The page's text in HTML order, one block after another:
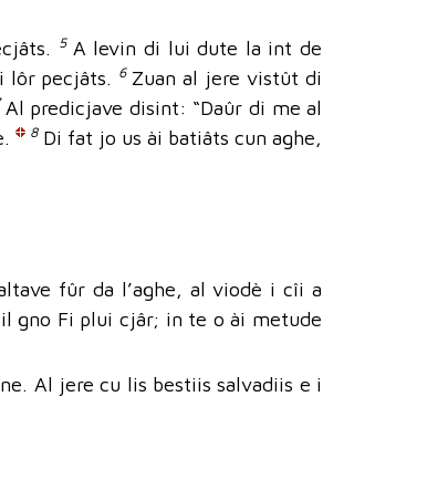
5 A levin di lui dute la int de
lôr pecjâts.
6 Zuan al jere vistût di
Al predicjave disint: “Daûr di me al
8 Di fat jo us ài batiâts cun aghe,
fûr da l’aghe, al viodè i cîi a
gno Fi plui cjâr; in te o ài metude
Al jere cu lis bestiis salvadiis e i